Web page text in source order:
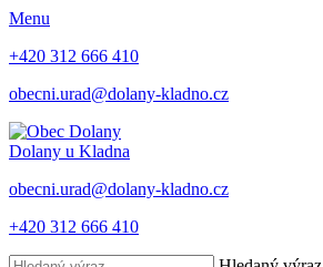
Menu
+420 312 666 410
obecni.urad@dolany-kladno.cz
Dolany u Kladna
obecni.urad@dolany-kladno.cz
+420 312 666 410